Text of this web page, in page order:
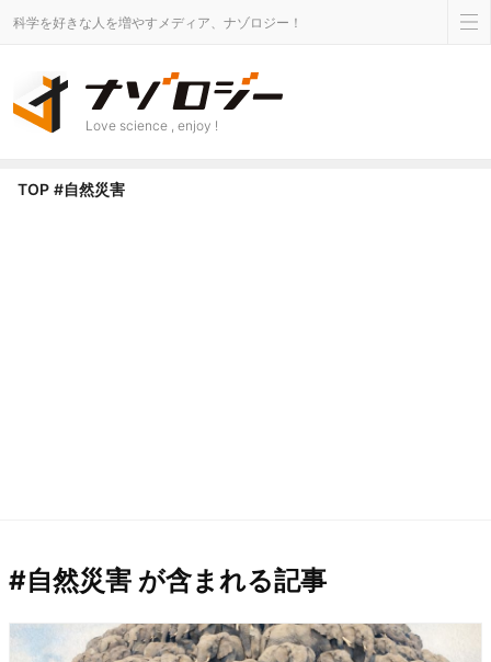
科学を好きな人を増やすメディア、ナゾロジー！
Love science , enjoy !
TOP #自然災害
#自然災害 が含まれる記事